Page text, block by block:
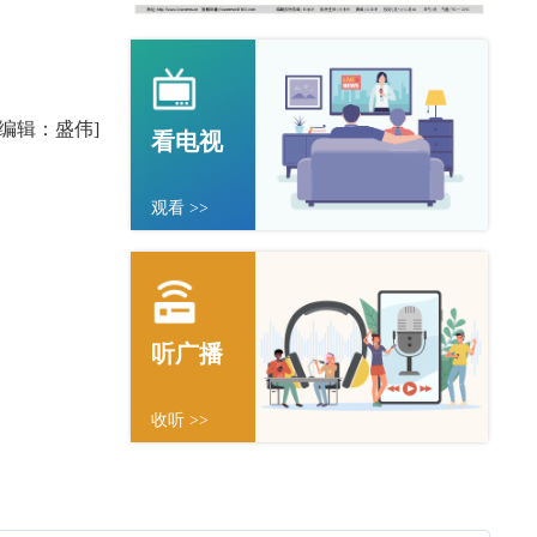
辑：盛伟] 看电视
观看 >>
听广播
收听 >>